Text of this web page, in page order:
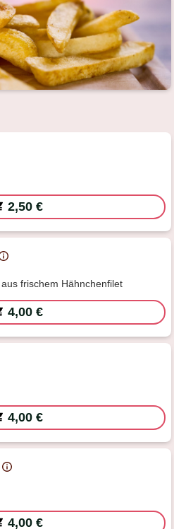
2,50 €
frischem Hähnchenfilet
4,00 €
4,00 €
4,00 €